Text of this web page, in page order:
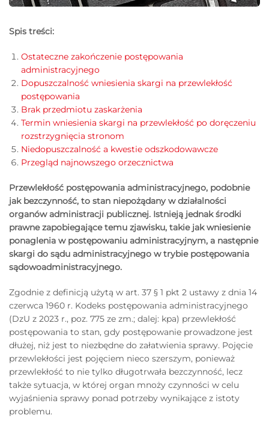
Spis treści:
Ostateczne zakończenie postępowania
administracyjnego
Dopuszczalność wniesienia skargi na przewlekłość
postępowania
Brak przedmiotu zaskarżenia
Termin wniesienia skargi na przewlekłość po doręczeniu
rozstrzygnięcia stronom
Niedopuszczalność a kwestie odszkodowawcze
Przegląd najnowszego orzecznictwa
Przewlekłość postępowania administracyjnego, podobnie
jak bezczynność, to stan niepożądany w działalności
organów administracji publicznej. Istnieją jednak środki
prawne zapobiegające temu zjawisku, takie jak wniesienie
ponaglenia w postępowaniu administracyjnym, a następnie
skargi do sądu administracyjnego w trybie postępowania
sądowoadministracyjnego.
Zgodnie z definicją użytą w art. 37 § 1 pkt 2 ustawy z dnia 14
czerwca 1960 r. Kodeks postępowania administracyjnego
(DzU z 2023 r., poz. 775 ze zm.; dalej: kpa) przewlekłość
postępowania to stan, gdy postępowanie prowadzone jest
dłużej, niż jest to niezbędne do załatwienia sprawy. Pojęcie
przewlekłości jest pojęciem nieco szerszym, ponieważ
przewlekłość to nie tylko długotrwała bezczynność, lecz
także sytuacja, w której organ mnoży czynności w celu
wyjaśnienia sprawy ponad potrzeby wynikające z istoty
problemu.